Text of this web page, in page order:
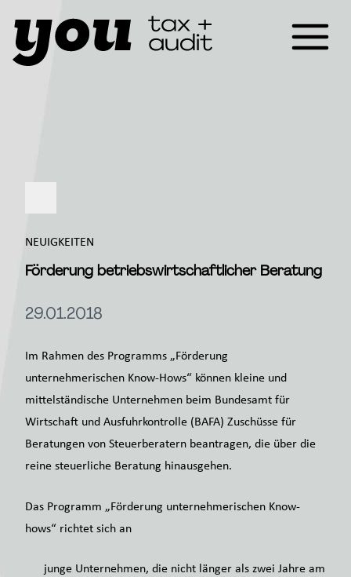
NEUIGKEITEN
Förderung betriebswirtschaftlicher Beratung
29.01.2018
Im Rahmen des Programms „Förderung
unternehmerischen Know-Hows“ können kleine und
mittelständische Unternehmen beim Bundesamt für
Wirtschaft und Ausfuhrkontrolle (BAFA) Zuschüsse für
Beratungen von Steuerberatern beantragen, die über die
reine steuerliche Beratung hinausgehen.
Das Programm „Förderung unternehmerischen Know-
hows“ richtet sich an
junge Unternehmen, die nicht länger als zwei Jahre am